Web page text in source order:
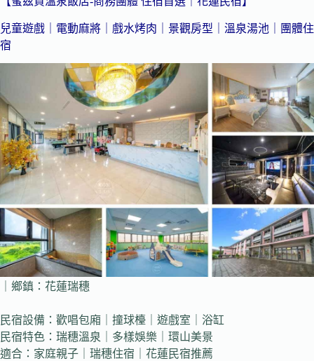
兒童遊戲｜電動麻將｜戲水烤肉｜景觀房型｜溫泉湯池｜團體住
宿
｜鄉鎮：花蓮瑞穗
民宿設備：歡唱包廂｜撞球檯｜遊戲室｜浴缸
民宿特色：瑞穗溫泉｜多樣娛樂｜環山美景
適合：家庭親子｜瑞穗住宿｜花蓮民宿推薦